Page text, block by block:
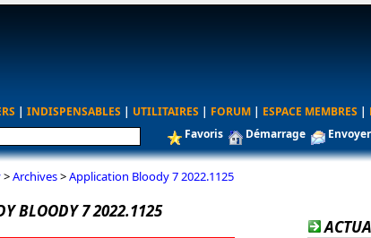
| INDISPENSABLES | UTILITAIRES | FORUM | ESPACE MEMBRES |
Favoris Démarrage Envoyer
>Archives>Application Bloody 7 2022.1125
BLOODY 7 2022.1125